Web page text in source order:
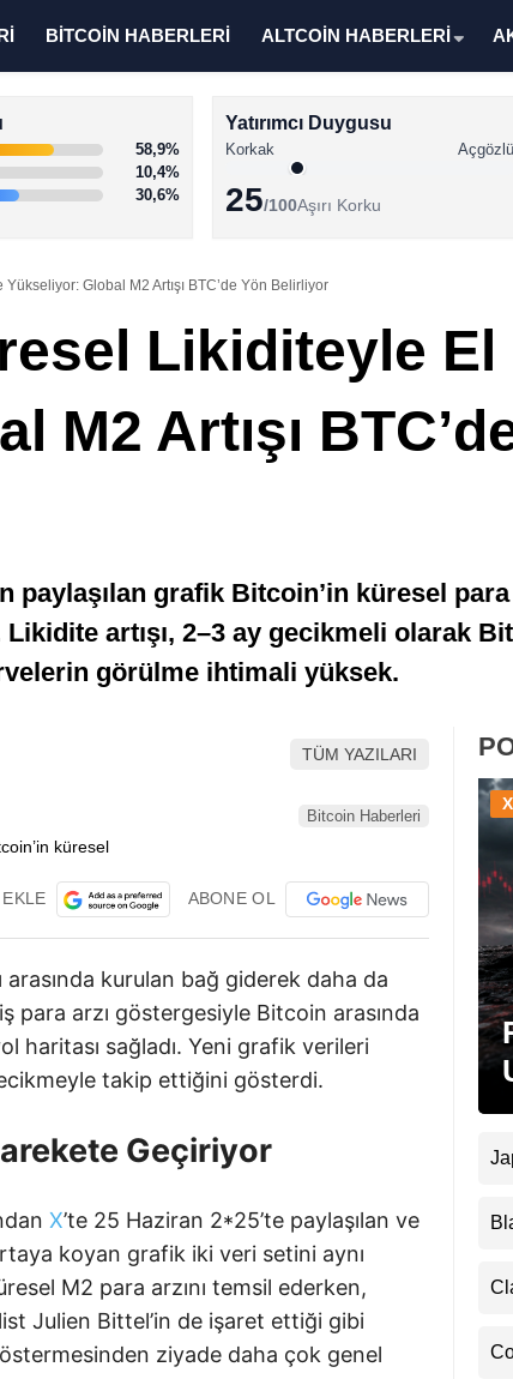
BİTCOİN HABERLERİ ALTCOİN HABERLERİ
58,9%
10,4%
30,6%
Yatırımcı Duygusu
Korkak Açgözlü
25/100Aşırı Korku
Global M2 Artışı BTC’de Yön Belirliyor
Likiditeyle El
M2 Artışı
paylaşılan grafik Bitcoin’in küresel
artışı, 2–3 ay gecikmeli olarak
görülme ihtimali yüksek.
TÜM YAZILARI
Bitcoin Haberleri
EKLE ABONE OL
kurulan bağ giderek daha da
para arzı göstergesiyle Bitcoin arasında
haritası sağladı. Yeni grafik verileri
takip ettiğini gösterdi.
Geçiriyor
X’te 25 Haziran 2*25’te paylaşılan ve
koyan grafik iki veri setini aynı
M2 para arzını temsil ederken,
Julien Bittel’in de işaret ettiği gibi
ziyade daha çok genel